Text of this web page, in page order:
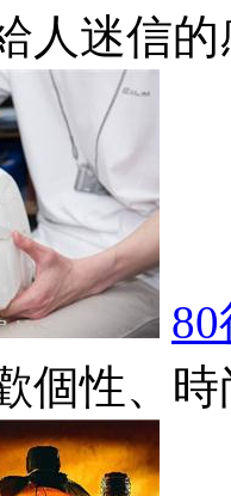
人迷信
個性、